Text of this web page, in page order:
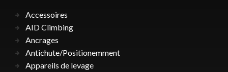
Accessoires
AID Climbing
Ancrages
Antichute/Positionemment
Appareils de levage